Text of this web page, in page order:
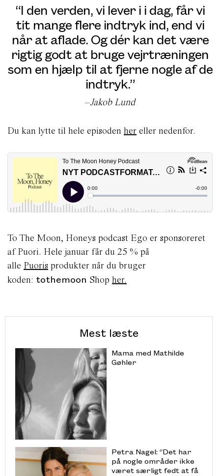
“I den verden, vi lever i i dag, får vi
tit mange flere indtryk ind, end vi
når at aflade. Og dér kan det være
rigtig godt at bruge vejrtræningen
som en hjælp til at fjerne nogle af de
indtryk.”
–Jakob Lund
Du kan lytte til hele episoden her eller nedenfor.
To The Moon, Honeys podcast Ego er sponsoreret
af Puori. Hele januar får du 25 % på
alle Puoris produkter når du bruger
koden: tothemoon Shop her.
Mest læste
Mama med Mathilde
Gøhler
Petra Nagel: “Det har
på nogle områder ikke
været særligt fedt at få